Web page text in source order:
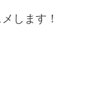
します！